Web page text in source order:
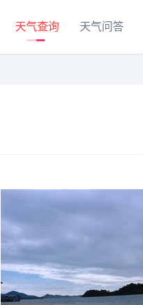
天气查询 天气问答